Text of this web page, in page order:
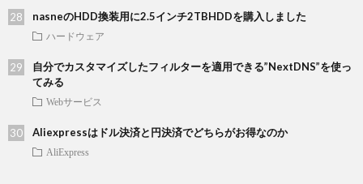
nasneのHDD換装用に2.5インチ2TBHDDを購入しました
ハードウェア
自分でカスタマイズしたフィルターを適用できる”NextDNS”を使っ
てみる
Webサービス
Aliexpressはドル決済と円決済でどちらがお得なのか
AliExpress